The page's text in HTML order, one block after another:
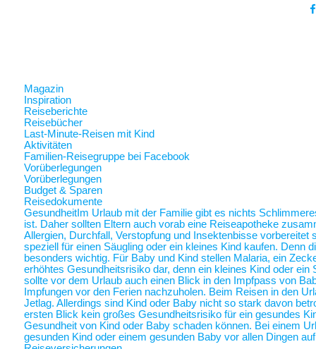
Magazin
Inspiration
Reiseberichte
Reisebücher
Last-Minute-Reisen mit Kind
Aktivitäten
Familien-Reisegruppe bei Facebook
Vorüberlegungen
Vorüberlegungen
Budget & Sparen
Reisedokumente
Gesundheit Im Urlaub mit der Familie gibt es nichts
ist. Daher sollten Eltern auch vorab eine Reiseapotheke
Allergien, Durchfall, Verstopfung und Insektenbisse
speziell für einen Säugling oder ein kleines Kind kaufen. Denn
besonders wichtig. Für Baby und Kind stellen Malaria, ein
erhöhtes Gesundheitsrisiko dar, denn ein kleines Kind oder
sollte vor dem Urlaub auch einen Blick in den Impfpass von
Impfungen vor den Ferien nachzuholen. Beim Reisen in den
Jetlag. Allerdings sind Kind oder Baby nicht so stark davon
ersten Blick kein großes Gesundheitsrisiko für ein gesundes
Gesundheit von Kind oder Baby schaden können. Bei einem
gesunden Kind oder einem gesunden Baby vor allen Dingen